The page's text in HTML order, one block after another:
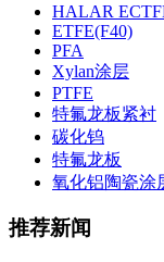
HALAR
ETFE(F40)
PFA
Xylan涂层
PTFE
特氟龙板紧衬
碳化钨
特氟龙板
氧化铝陶瓷涂
推荐新闻